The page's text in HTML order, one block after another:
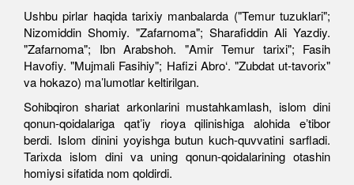
Ushbu pirlar haqida tarixiy manbalarda ("Temur tuzuklari";
Nizomiddin Shomiy. "Zafarnoma"; Sharafiddin Ali Yazdiy.
"Zafarnoma"; Ibn Arabshoh. "Amir Temur tarixi"; Fasih
Havofiy. "Mujmali Fasihiy"; Hafizi Abro‘. "Zubdat ut-tavorix"
va hokazo) ma’lumotlar keltirilgan.
Sohibqiron shariat arkonlarini mustahkamlash, islom dini
qonun-qoidalariga qatʼiy rioya qilinishiga alohida eʼtibor
berdi. Islom dinini yoyishga butun kuch-quvvatini sarfladi.
Tarixda islom dini va uning qonun-qoidalarining otashin
homiysi sifatida nom qoldirdi.